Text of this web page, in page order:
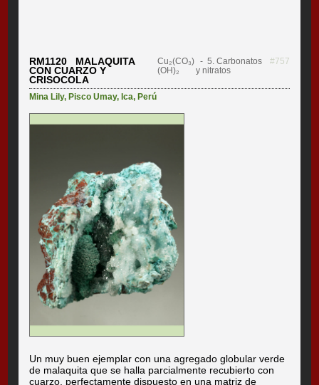
RM1120 MALAQUITA
CON CUARZO Y
CRISOCOLA
Cu₂(CO₃)
(OH)₂
- 5. Carbonatos
y nitratos
#757
Mina Lily,Pisco Umay,Ica,Perú
Un muy buen ejemplar con una agregado globular verde
de malaquita que se halla parcialmente recubierto con
cuarzo, perfectamente dispuesto en una matriz de